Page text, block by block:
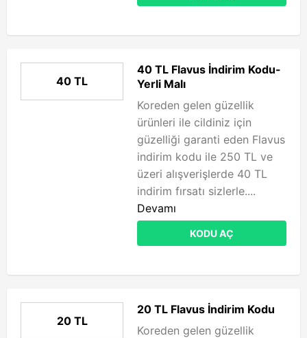
40 TL
40 TL Flavus İndirim Kodu-
Yerli Malı
Koreden gelen güzellik
ürünleri ile cildiniz için
güzelliği garanti eden Flavus
indirim kodu ile 250 TL ve
üzeri alışverişlerde 40 TL
indirim fırsatı sizlerle....
Devamı
KODU AÇ
20 TL
20 TL Flavus İndirim Kodu
Koreden gelen güzellik